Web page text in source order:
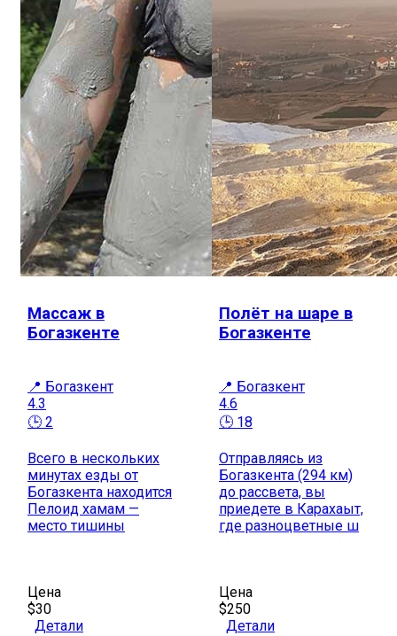
Массаж в
Богазкенте
📍 Богазкент
4.3
🕒 2
Всего в нескольких
минутах езды от
Богазкента находится
Пелоид хамам —
место тишины
Цена
$30
Детали
Полёт на шаре в
Богазкенте
📍 Богазкент
4.6
🕒 18
Отправляясь из
Богазкента (294 км)
до рассвета, вы
приедете в Карахаыт,
где разноцветные ш
Цена
$250
Детали